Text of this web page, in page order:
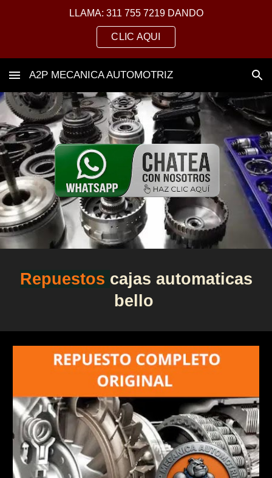
LLAMA: 311 755 7219 DANDO
CLIC AQUI
A2P MECANICA AUTOMOTRIZ
Repuestos cajas automaticas
bello